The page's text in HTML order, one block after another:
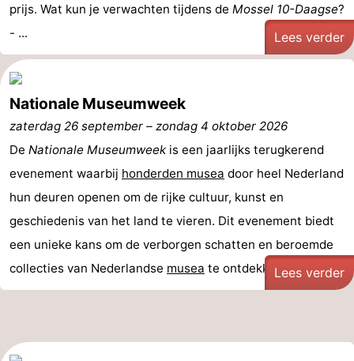
prijs. Wat kun je verwachten tijdens de Mossel 10-Daagse?
- ...
Lees verder
Nationale Museumweek
zaterdag 26 september – zondag 4 oktober 2026
De Nationale Museumweek is een jaarlijks terugkerend
evenement waarbij honderden musea door heel Nederland
hun deuren openen om de rijke cultuur, kunst en
geschiedenis van het land te vieren. Dit evenement biedt
een unieke kans om de verborgen schatten en beroemde
collecties van Nederlandse musea te ontdekken. Van ...
Lees verder